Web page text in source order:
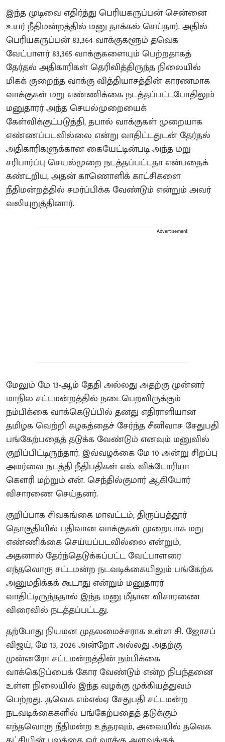
இந்த முடிவை எதிர்த்து பெரியகருப்பன் சென்னை
உயர் நீதிமன்றத்தில் மனு தாக்கல் செய்தார். அதில்
பெரியகருப்பன் 83,364 வாக்குகளூம் தவெக
வேட்பாளர் 83,365 வாக்குகளையும் பெற்றதாகத்
தேர்தல் அதிகாரிகள் தெரிவித்திருந்த நிலையில்
மிகக் குறைந்த வாக்கு வித்தியாசத்தின் காரணமாக
வாக்குகள் மறு எண்ணிக்கை நடத்தப்பட்டபோதிலும்
மனுதாரர் அந்த செயல்முறையைக்
கேள்விக்குட்படுத்தி, தபால் வாக்குகள் முறையாக
எண்ணப்படவில்லை என்று வாதிட்டதுடன் தேர்தல்
அதிகாரிகளுக்கான கையேட்டின்படி அந்த மறு
சரிபார்ப்பு செயல்முறை நடத்தப்பட்டதா என்பதைக்
கண்டறிய, அதன் காணொளிக் காட்சிகளை
நீதிமன்றத்தில் சமர்ப்பிக்க வேண்டும் என்றும் அவர்
வலியுறுத்தினார்.
Advertisement
மேலும் மே 13-ஆம் தேதி அல்லது அதற்கு முன்னர்
மாநில சட்டமன்றத்தில் நடைபெறவிருக்கும்
நம்பிக்கை வாக்கெடுப்பில் தனது எதிராளியான
தமிழக வெற்றி கழகத்தைச் சேர்ந்த சீனிவாச சேதுபதி
பங்கேற்பதைத் தடுக்க வேண்டும் எனவும் மனுவில்
குறிப்பிட்டிருந்தார். இவ்வழக்கை மே 10 அன்று சிறப்பு
அமர்வை நடத்தி நீதிபதிகள் எல். விக்டோரியா
கௌரி மற்றும் என். செந்தில்குமார் ஆகியோர்
விசாரணை செய்தனர்.
குறிப்பாக சிவகங்கை மாவட்டம், திருப்பத்தூர்
தொகுதியில் பதிவான வாக்குகள் முறையாக மறு
எண்ணிக்கை செய்யப்படவில்லை என்றும்,
அதனால் தேர்ந்தெடுக்கப்பட்ட வேட்பாளரை
எந்தவொரு சட்டமன்ற நடவடிக்கையிலும் பங்கேற்க
அனுமதிக்கக் கூடாது என்றும் மனுதாரர்
வாதிட்டிருந்ததால் இந்த மனு மீதான விசாரணை
விரைவில் நடத்தப்பட்டது.
தற்போது நியமன முதலமைச்சராக உள்ள சி. ஜோசப்
விஜய், மே 13, 2026 அன்றோ அல்லது அதற்கு
முன்னரோ சட்டமன்றத்தின் நம்பிக்கை
வாக்கெடுப்பைக் கோர வேண்டும் என்ற நிபந்தனை
உள்ள நிலையில் இந்த வழக்கு முக்கியத்துவம்
பெற்றது. .தவெக எம்எல்ஏ சேதுபதி சட்டமன்ற
நடவடிக்கைகளில் பங்கேற்பதைத் தடுக்கும்
எந்தவொரு நீதிமன்ற உத்தரவும், அவையில் தவெக